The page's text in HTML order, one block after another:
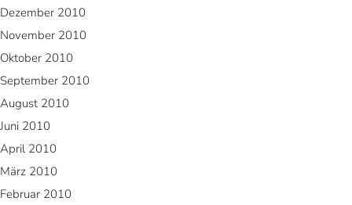
Dezember 2010
November 2010
Oktober 2010
September 2010
August 2010
Juni 2010
April 2010
März 2010
Februar 2010